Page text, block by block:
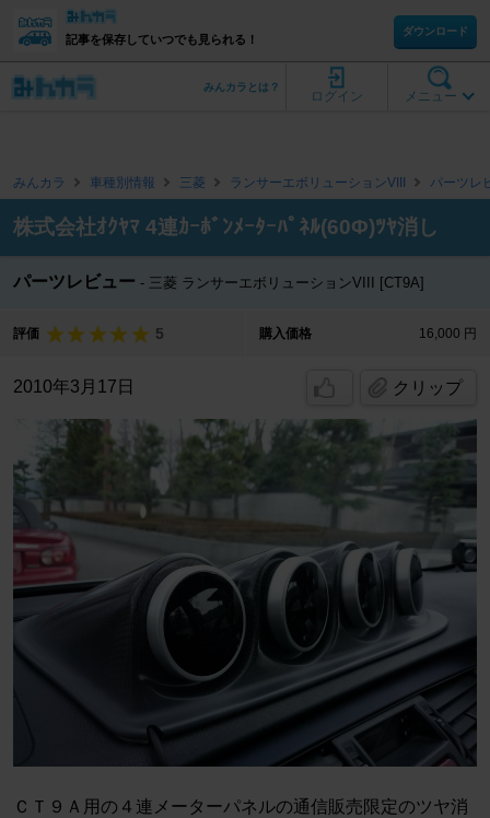
記事を保存していつでも見られる！
ダウンロード
メニュー
ログイン
みんカラとは？
みんカラ 車種別情報 三菱 ランサーエボリューションVIII パーツレ
株式会社ｵｸﾔﾏ 4連ｶｰﾎﾞﾝﾒｰﾀｰﾊﾟﾈﾙ(60Φ)ﾂﾔ消し
パーツレビュー 三菱 ランサーエボリューションVIII [CT9A]
評価 5 購入価格 16,000 円
2010年3月17日 クリップ
ＣＴ９Ａ用の４連メーターパネルの通信販売限定のツヤ消